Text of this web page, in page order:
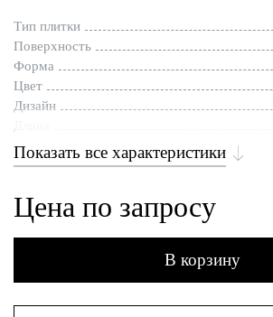
Тип плитки
Поверхность
Форма
Цвет
Дизайн
Показать все характеристики
Цена по запросу
В корзину